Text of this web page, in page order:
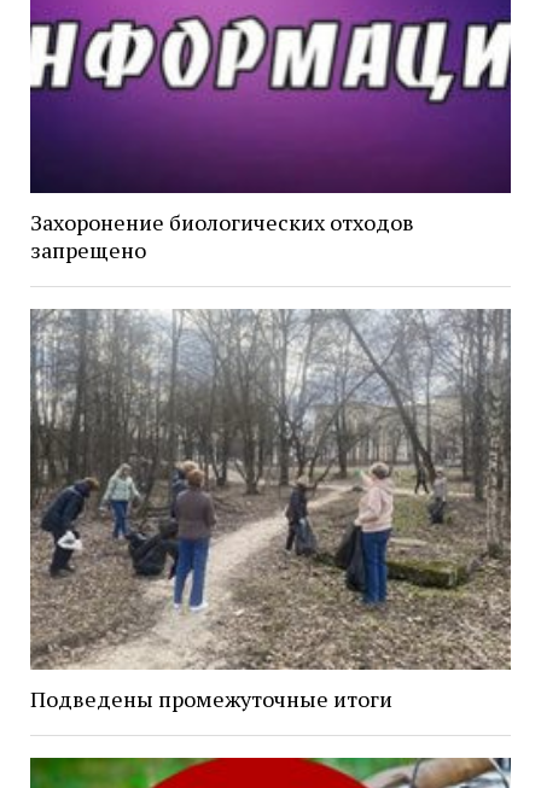
Захоронение биологических отходов
запрещено
Подведены промежуточные итоги